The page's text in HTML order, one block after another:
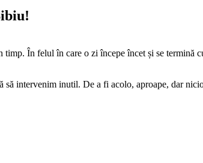
În felul în care o zi începe încet și se termină
să intervenim inutil. De a fi acolo, aproape, dar